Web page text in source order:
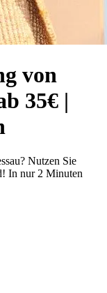
von
35€ |
Nutzen Sie
In nur 2 Minuten